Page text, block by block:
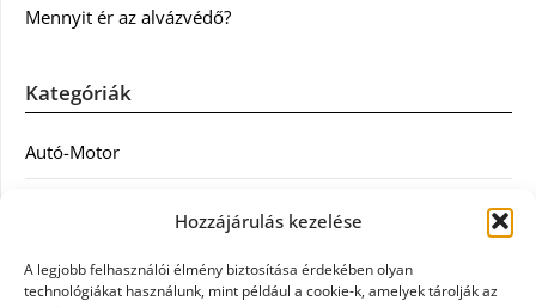
Hozzájárulás kezelése
A legjobb felhasználói élmény biztosítása érdekében olyan
technológiákat használunk, mint például a cookie-k, amelyek tárolják az
Mennyit ér az alvázvédő?
Kategóriák
Autó-Motor
Egészség